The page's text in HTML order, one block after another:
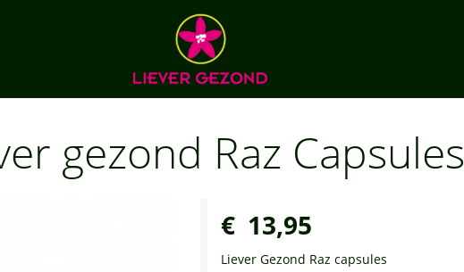
gezond Raz Capsules
€ 13,95
Liever Gezond Raz capsules